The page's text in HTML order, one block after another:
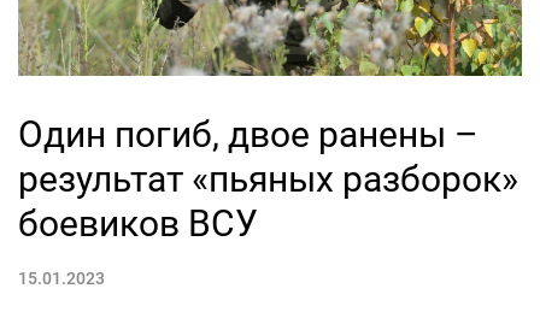
Один погиб, двое ранены –
результат «пьяных разборок»
боевиков ВСУ
15.01.2023